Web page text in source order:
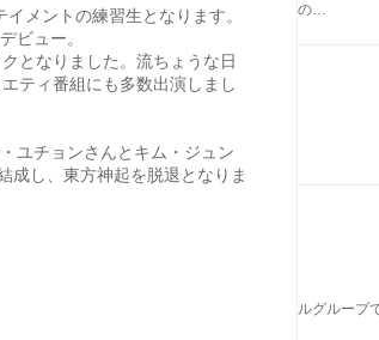
メントの練習生となります。
ビュー。
となりました。流ちょうな日
ティ番組にも多数出演しまし
ユチョンさんとキム・ジュン
成し、東方神起を脱退となりま
の…
ルグループ